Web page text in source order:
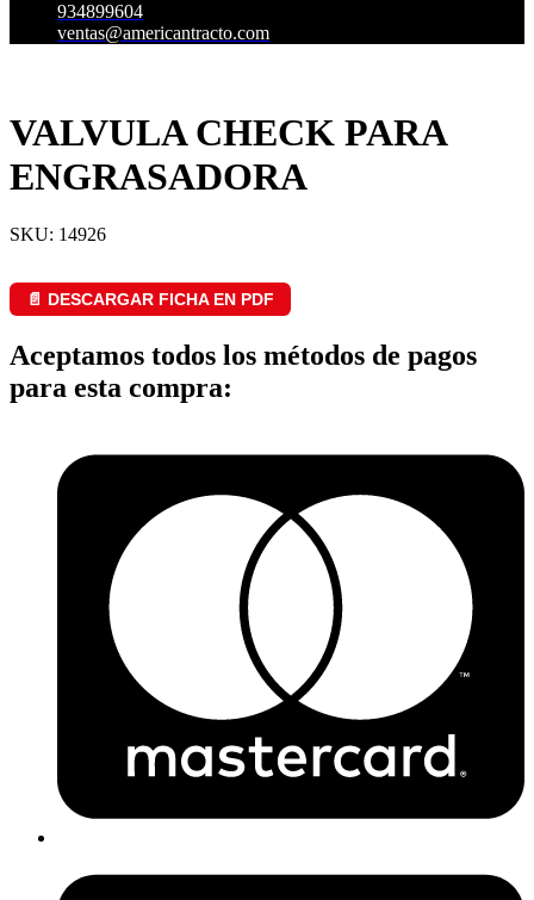
934899604
ventas@americantracto.com
VALVULA CHECK PARA
ENGRASADORA
SKU: 14926
📄 DESCARGAR FICHA EN PDF
Aceptamos todos los métodos de pagos
para esta compra: